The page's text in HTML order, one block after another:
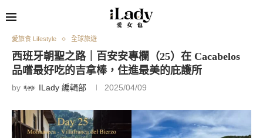
愛旅食 Lifestyle 全球旅遊
西班牙朝聖之路｜百安安專欄（25）在 Cacabelos
品嚐最好吃的吉拿棒，住進最美的庇護所
by ILady 編輯部 2025/04/09